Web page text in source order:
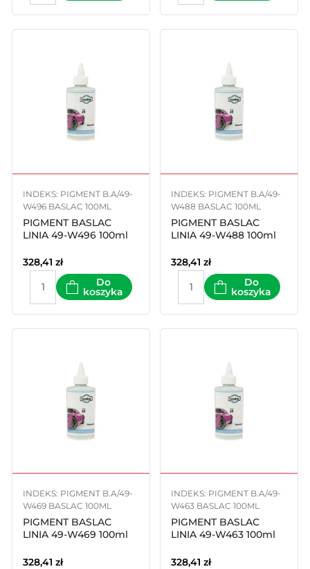
INDEKS: PIGMENT B.A/49-
W496 BASLAC 100ML
PIGMENT BASLAC
LINIA 49-W496 100ml
328,41 zł
Do
koszyka
INDEKS: PIGMENT B.A/49-
W488 BASLAC 100ML
PIGMENT BASLAC
LINIA 49-W488 100ml
328,41 zł
Do
koszyka
INDEKS: PIGMENT B.A/49-
W469 BASLAC 100ML
PIGMENT BASLAC
LINIA 49-W469 100ml
328,41 zł
INDEKS: PIGMENT B.A/49-
W463 BASLAC 100ML
PIGMENT BASLAC
LINIA 49-W463 100ml
328,41 zł